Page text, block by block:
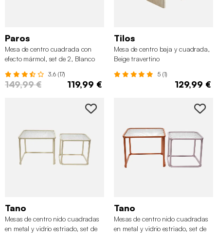
Paros
Mesa de centro cuadrada con
efecto mármol, set de 2, Blanco
3.6 (17)
149,99 € 119,99 €
Tilos
Mesa de centro baja y cuadrada,
Beige travertino
5 (1)
129,99 €
Tano
Mesas de centro nido cuadradas
en metal y vidrio estriado, set de
Tano
Mesas de centro nido cuadradas
en metal y vidrio estriado, set de